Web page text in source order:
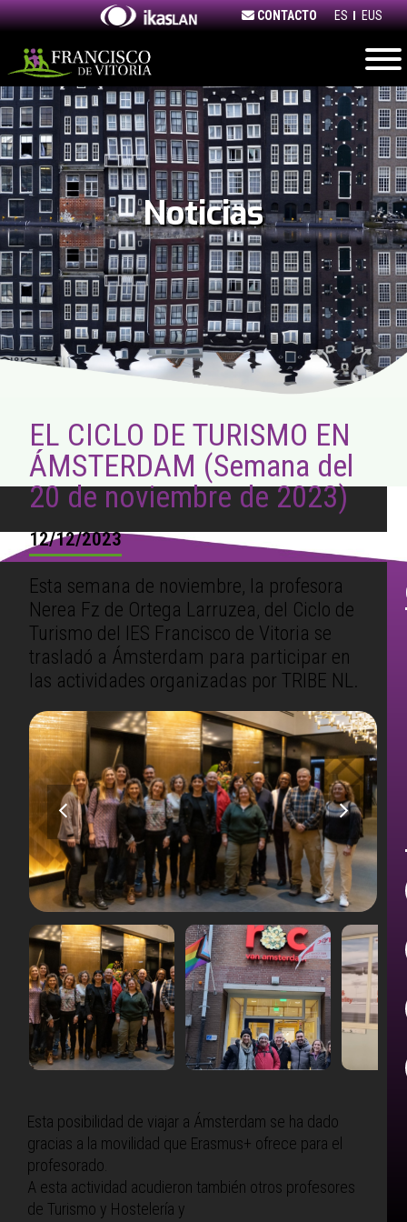
Skip
to
content
CONTACTO ES EUS
Noticias
EL CICLO DE TURISMO EN
ÁMSTERDAM (Semana del
20 de noviembre de 2023)
12/12/2023
Esta semana de noviembre, la profesora
Nerea Fz de Ortega Larruzea, del Ciclo de
Turismo del IES Francisco de Vitoria se
trasladó a Ámsterdam para participar en
las actividades organizadas por TRIBE NL.
previous
slide
next
slide
Esta posibilidad de viajar a Ámsterdam se ha dado
gracias a la movilidad que Erasmus+ ofrece para el
profesorado.
A esta actividad acudieron también otros profesores
de Turismo y Hostelería y